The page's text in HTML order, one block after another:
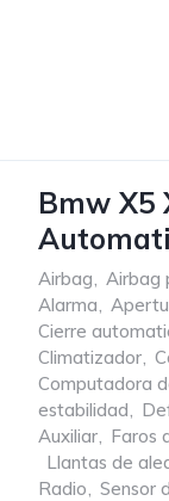
Bmw X5
Airbag, Airbag
Alarma,
Cierre
Climatizador,
Computadora
estabilidad,
Auxiliar, Faros
Llantas de
Radio, Sensor